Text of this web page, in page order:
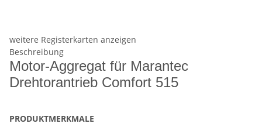
weitere Registerkarten anzeigen
Beschreibung
Motor-Aggregat für Marantec
Drehtorantrieb Comfort 515
PRODUKTMERKMALE